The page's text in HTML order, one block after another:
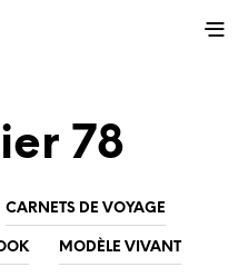
78
CARNETS DE VOYAGE
MODÈLE VIVANT